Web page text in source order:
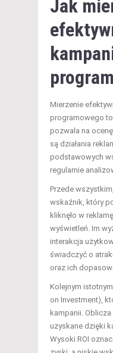
Jak
Mierzenie
programowego
pozwala na
są działania
podstawowych
regularnie
Przede wszystkim,
wskaźnik, który
kliknęło w
wyświetleń. Im
interakcja
świadczyć o
oraz ich
Kolejnym
on Investment),
kampanii.
uzyskane dzięki
Wysoki ROI